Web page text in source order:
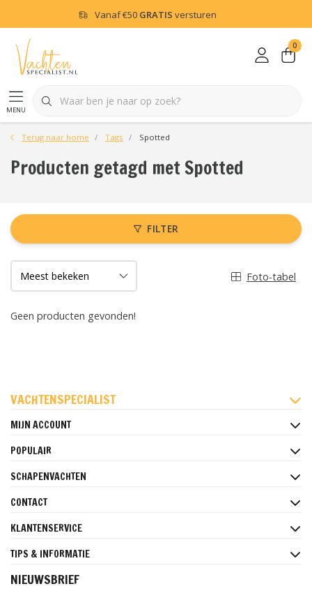
Vanaf€50 GRATIS versturen
menu
0
Terug naar home Tags Spotted
Producten getagd met Spotted
FILTER
Foto-tabel
Geen producten gevonden!
VACHTENSPECIALIST
MIJN ACCOUNT
POPULAIR
SCHAPENVACHTEN
CONTACT
KLANTENSERVICE
TIPS & INFORMATIE
NIEUWSBRIEF